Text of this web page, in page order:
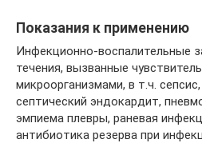
Показания к применению
Инфекционно-воспалительные
течения, вызванные
микроорганизмами, в т.ч.
септический эндокардит,
эмпиема плевры, раневая
антибиотика резерва при